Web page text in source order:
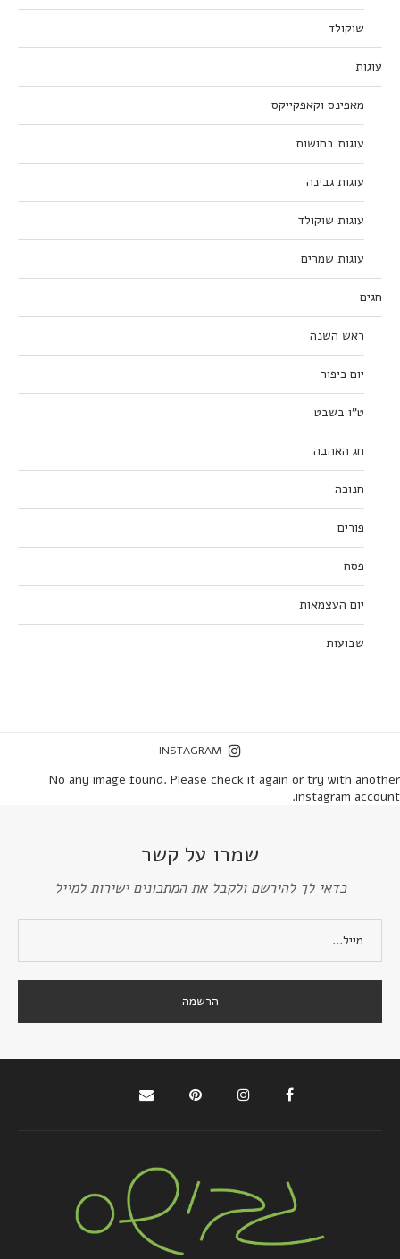
שוקולד
עוגות
מאפינס וקאפקייקס
עוגות בחושות
עוגות גבינה
עוגות שוקולד
עוגות שמרים
חגים
ראש השנה
יום כיפור
ט”ו בשבט
חג האהבה
חנוכה
פורים
פסח
יום העצמאות
שבועות
INSTAGRAM
No any image found. Please check it again or try with another
instagram account.
שמרו על קשר
כדאי לך להירשם ולקבל את המתכונים ישירות למייל